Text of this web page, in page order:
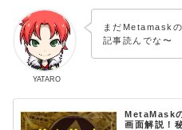
YATARO
まだMetamask
記事読んでな〜
MetaMask
画面解説！